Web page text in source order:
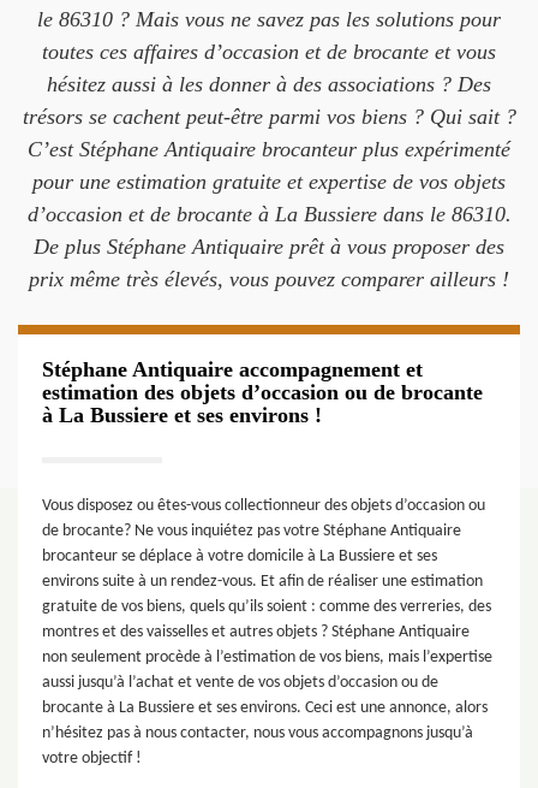
le 86310 ? Mais vous ne savez pas les solutions pour
toutes ces affaires d’occasion et de brocante et vous
hésitez aussi à les donner à des associations ? Des
trésors se cachent peut-être parmi vos biens ? Qui sait ?
C’est Stéphane Antiquaire brocanteur plus expérimenté
pour une estimation gratuite et expertise de vos objets
d’occasion et de brocante à La Bussiere dans le 86310.
De plus Stéphane Antiquaire prêt à vous proposer des
prix même très élevés, vous pouvez comparer ailleurs !
Stéphane Antiquaire accompagnement et
estimation des objets d’occasion ou de brocante
à La Bussiere et ses environs !
Vous disposez ou êtes-vous collectionneur des objets d’occasion ou
de brocante? Ne vous inquiétez pas votre Stéphane Antiquaire
brocanteur se déplace à votre domicile à La Bussiere et ses
environs suite à un rendez-vous. Et afin de réaliser une estimation
gratuite de vos biens, quels qu’ils soient : comme des verreries, des
montres et des vaisselles et autres objets ? Stéphane Antiquaire
non seulement procède à l’estimation de vos biens, mais l’expertise
aussi jusqu’à l’achat et vente de vos objets d’occasion ou de
brocante à La Bussiere et ses environs. Ceci est une annonce, alors
n’hésitez pas à nous contacter, nous vous accompagnons jusqu’à
votre objectif !